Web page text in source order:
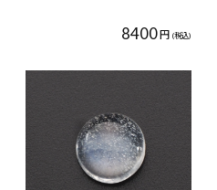
8400円 (税込)